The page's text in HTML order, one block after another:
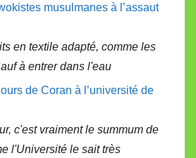
musulmanes à l’assaut
en textile adapté, comme les
à entrer dans l'eau
de Coran à l’université de
c'est vraiment le summum de
l'Université le sait très